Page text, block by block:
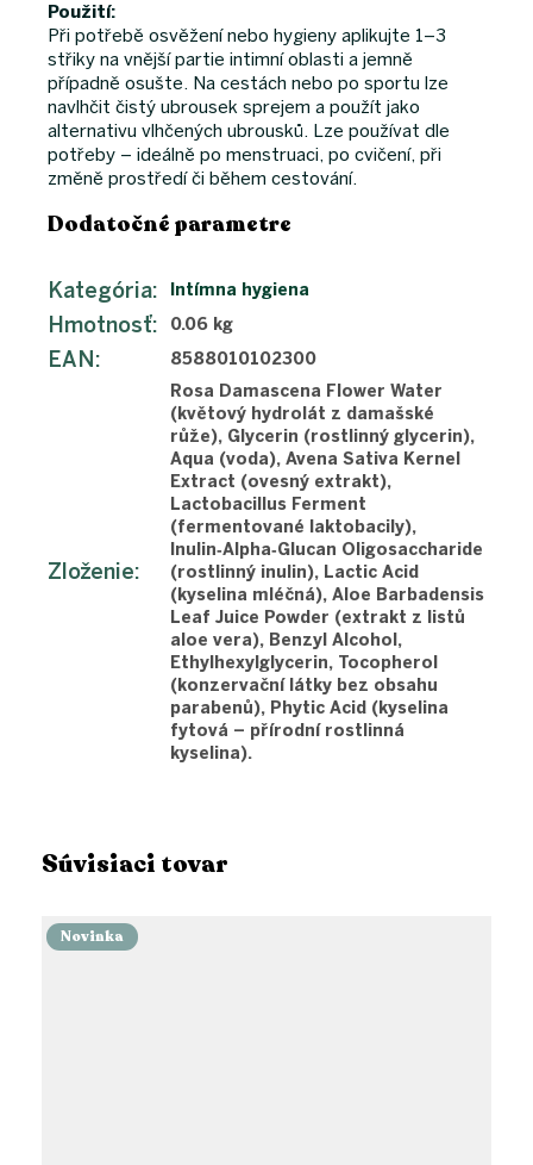
Súvisiaci tovar
Novinka
Použití:
Při potřebě osvěžení nebo hygieny aplikujte 1–3
střiky na vnější partie intimní oblasti a jemně
případně osušte. Na cestách nebo po spor­tu lze
navlhčit čistý ubrousek sprejem a použít jako
alternativu vlhčených ubrousků. Lze používat dle
potřeby – ideálně po menstruaci, po cvičení, při
změně prostředí či během cestování.
Dodatočné parametre
Kategória: Intímna hygiena
Hmotnosť: 0.06 kg
EAN: 8588010102300
Zloženie:
Rosa Damascena Flower Water
(květový hydrolát z damašské
růže), Glycerin (rostlinný glycerin),
Aqua (voda), Avena Sativa Kernel
Extract (ovesný extrakt),
Lactobacillus Ferment
(fermentované laktobacily),
Inulin‑Alpha‑Glucan Oligosaccharide
(rostlinný inulin), Lactic Acid
(kyselina mléčná), Aloe Barbadensis
Leaf Juice Powder (extrakt z listů
aloe vera), Benzyl Alcohol,
Ethylhexylglycerin, Tocopherol
(konzervační látky bez obsahu
parabenů), Phytic Acid (kyselina
fytová – přírodní rostlinná
kyselina).